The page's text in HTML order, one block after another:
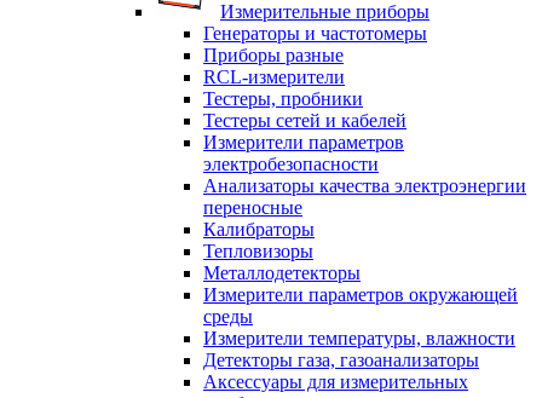
Измерительные приборы
Генераторы и частотомеры
Приборы разные
RCL-измерители
Тестеры, пробники
Тестеры сетей и кабелей
Измерители параметров
электробезопасности
Анализаторы качества электроэнергии
переносные
Калибраторы
Тепловизоры
Металлодетекторы
Измерители параметров окружающей
среды
Измерители температуры, влажности
Детекторы газа, газоанализаторы
Аксессуары для измерительных